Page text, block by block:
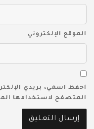
الموقع الإلكتروني
احفظ اسمي، بريدي
المتصفح لاستخدامها